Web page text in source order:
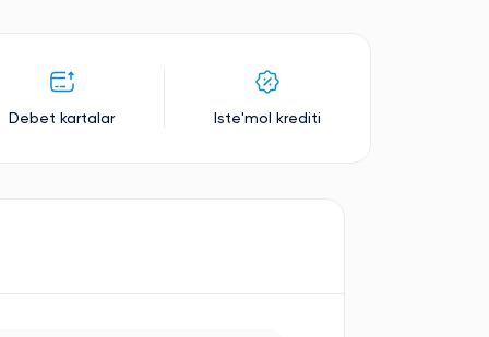
Debet kartalar Iste'mol krediti